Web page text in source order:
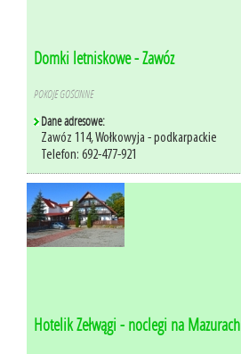
Domki letniskowe - Zawóz
POKOJE GOŚCINNE
Dane adresowe:
Zawóz 114, Wołkowyja - podkarpackie
Telefon: 692-477-921
Hotelik Zełwągi - noclegi na Mazurach